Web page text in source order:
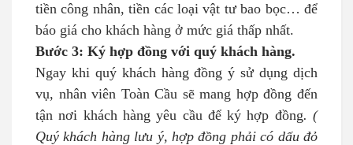
tiền công nhân, tiền các loại vật tư bao bọc… để
báo giá cho khách hàng ở mức giá thấp nhất.
Bước 3: Ký hợp đồng với quý khách hàng.
Ngay khi quý khách hàng đồng ý sử dụng dịch
vụ, nhân viên Toàn Cầu sẽ mang hợp đồng đến
tận nơi khách hàng yêu cầu để ký hợp đồng. (
Quý khách hàng lưu ý, hợp đồng phải có dấu đỏ